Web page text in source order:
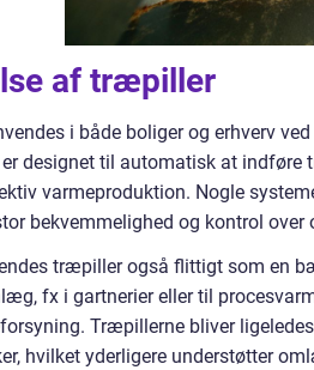
af træpiller
i både boliger og erhverv
designet til automatisk at
varmeproduktion. Nogle
bekvemmelighed og kontrol over
træpiller også flittigt som en
fx i gartnerier eller til
Træpillerne bliver
hvilket yderligere understøtter